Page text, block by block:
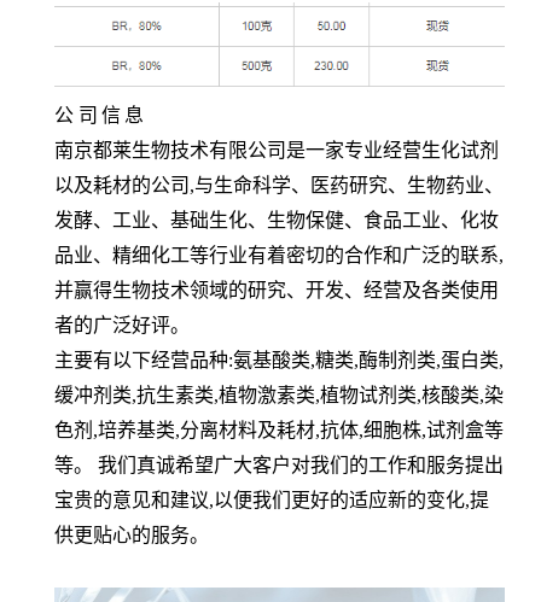
公 司 信 息
南京都莱生物技术有限公司是一家专业经营生化试剂
以及耗材的公司,与生命科学、医药研究、生物药业、
发酵、工业、基础生化、生物保健、食品工业、化妆
品业、精细化工等行业有着密切的合作和广泛的联系,
并赢得生物技术领域的研究、开发、经营及各类使用
者的广泛好评。
主要有以下经营品种:氨基酸类,糖类,酶制剂类,蛋白类,
缓冲剂类,抗生素类,植物激素类,植物试剂类,核酸类,染
色剂,培养基类,分离材料及耗材,抗体,细胞株,试剂盒等
等。 我们真诚希望广大客户对我们的工作和服务提出
宝贵的意见和建议,以便我们更好的适应新的变化,提
供更贴心的服务。